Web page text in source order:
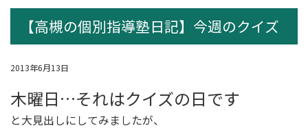
【高槻の個別指導塾日記】今週のクイズ
2013年6月13日
木曜日…それはクイズの日です
と大見出しにしてみましたが、